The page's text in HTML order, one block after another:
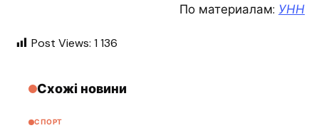
По материалам: УНН
Post Views: 1 136
Схожі новини
СПОРТ